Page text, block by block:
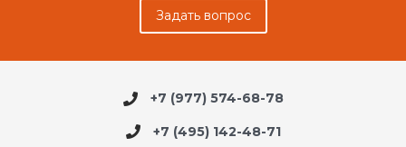
Задать вопрос
+7 (977) 574-68-78
+7 (495) 142-48-71